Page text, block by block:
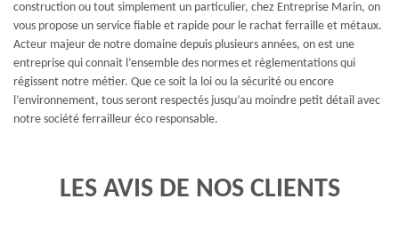
construction ou tout simplement un particulier, chez Entreprise Marin, on
vous propose un service fiable et rapide pour le rachat ferraille et métaux.
Acteur majeur de notre domaine depuis plusieurs années, on est une
entreprise qui connait l’ensemble des normes et règlementations qui
régissent notre métier. Que ce soit la loi ou la sécurité ou encore
l’environnement, tous seront respectés jusqu’au moindre petit détail avec
notre société ferrailleur éco responsable.
LES AVIS DE NOS CLIENTS